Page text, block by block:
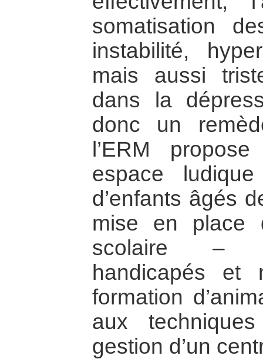
somatisation
instabilité,
mais aussi
dans la
donc un
l’ERM
espace
d’enfants âgés
mise en place
scolaire –
handicapés et
formation
aux
gestion d’un